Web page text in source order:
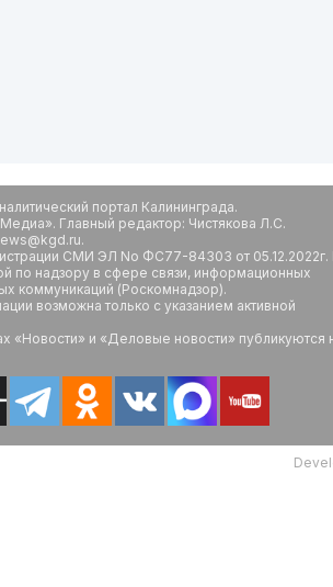
портал Калининграда.
Главный редактор: Чистякова Л.С.
СМИ ЭЛ No ФС77-84303 от
по надзору в сфере связи, информационных
коммуникаций (Роскомнадзор).
возможна только с указанием активной
«Новости» и «Деловые новости» публикуются